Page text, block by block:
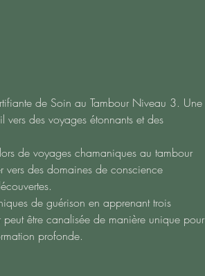
de Soin au Tambour Niveau 3. Une
des voyages étonnants et des
de voyages chamaniques au tambour
vers des domaines de conscience
de guérison en apprenant trois
être canalisée de manière unique pour
profonde.